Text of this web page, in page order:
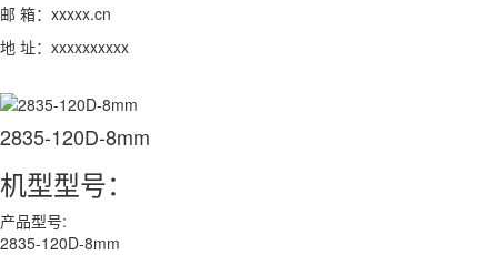
邮 箱：xxxxx.cn
地 址：xxxxxxxxxx
2835-120D-8mm
机型型号：
产品型号:
2835-120D-8mm